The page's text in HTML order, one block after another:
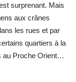
surprenant. Mais
aux crânes
les rues et par
quartiers à la
au Proche Orient…